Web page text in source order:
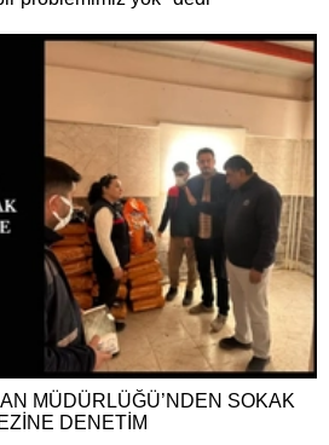
MÜDÜRLÜĞÜ’NDEN SOKAK
DENETİM